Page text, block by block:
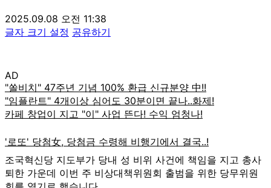
2025.09.08 오전 11:38
글자 크기 설정 공유하기
AD
조국혁신당 지도부가 당내 성 비위 사건에 책임을 지고 총사
퇴한 가운데 이번 주 비상대책위원회 출범을 위한 당무위원